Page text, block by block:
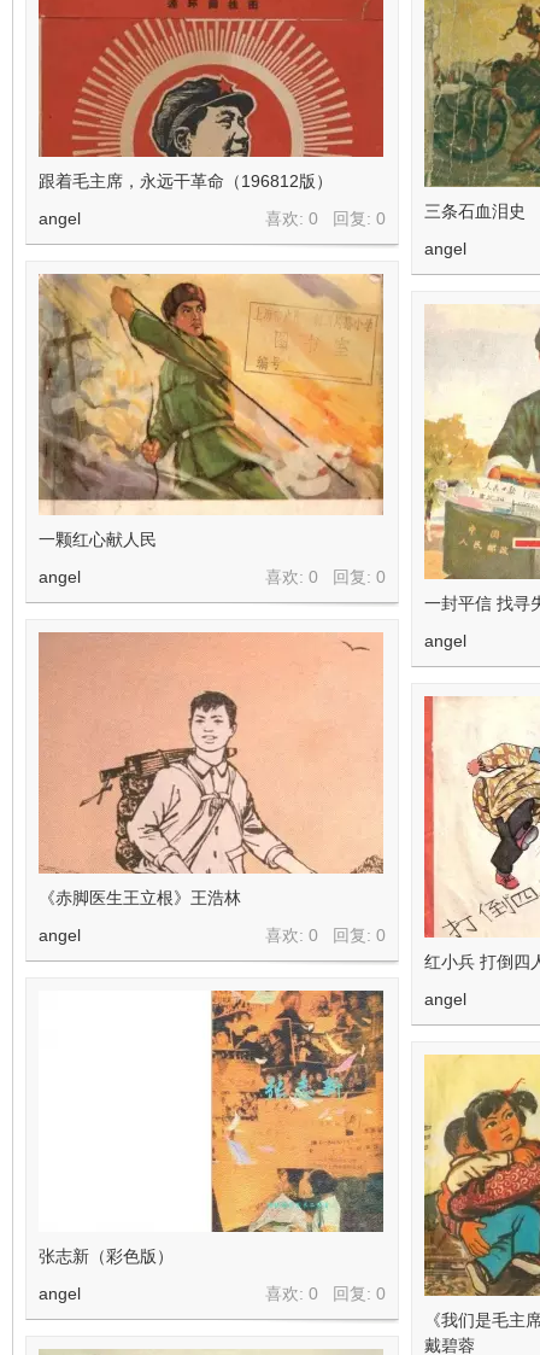
跟着毛主席，永远干革命（196812版）
喜欢: 0 回复: 0
angel
三条石血泪史
angel
一颗红心献人民
喜欢: 0 回复: 0
angel
一封平信 找寻
angel
《赤脚医生王立根》王浩林
喜欢: 0 回复: 0
angel
红小兵 打倒四
angel
张志新（彩色版）
喜欢: 0 回复: 0
angel
《我们是毛主
戴碧蓉